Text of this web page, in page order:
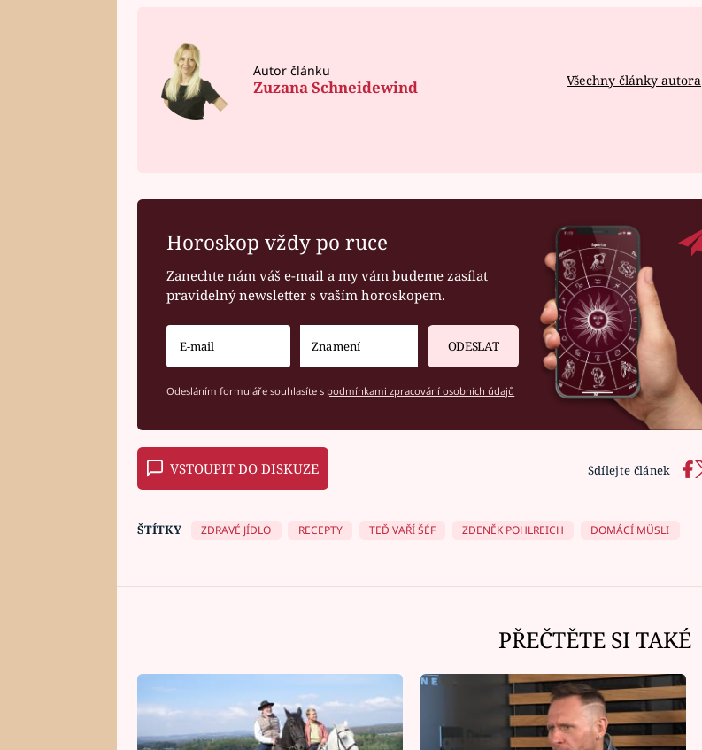
Autor článku
Zuzana Schneidewind Všechny články autora
Horoskop vždy po ruce
Zanechte nám váš e-mail a my vám budeme zasílat
pravidelný newsletter s vaším horoskopem.
ODESLAT
Odesláním formuláře souhlasíte s podmínkami zpracování osobních údajů
VSTOUPIT DO DISKUZE Sdílejte článek
ŠTÍTKY ZDRAVÉ JÍDLO RECEPTY TEĎ VAŘÍ ŠÉF ZDENĚK POHLREICH DOMÁCÍ MÜSLI
PŘEČTĚTE SI TAKÉ